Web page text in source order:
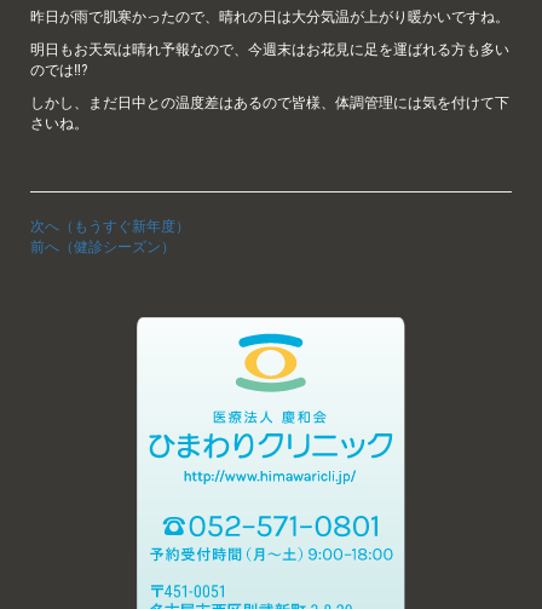
昨日が雨で肌寒かったので、晴れの日は大分気温が上がり暖かいですね。
明日もお天気は晴れ予報なので、今週末はお花見に足を運ばれる方も多い
のでは‼?
しかし、まだ日中との温度差はあるので皆様、体調管理には気を付けて下
さいね。
次へ（もうすぐ新年度）
前へ（健診シーズン）